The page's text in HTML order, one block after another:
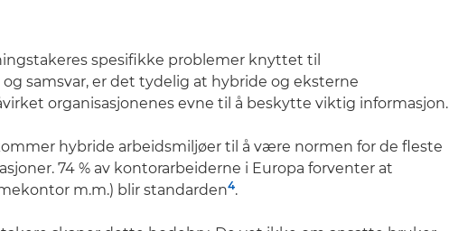
spesifikke problemer knyttet til
samsvar, er det tydelig at hybride og eksterne
organisasjonenes evne til å beskytte viktig informasjon.
hybride arbeidsmiljøer til å være normen for de fleste
74 % av kontorarbeiderne i Europa forventer at
m.m.) blir standarden4.